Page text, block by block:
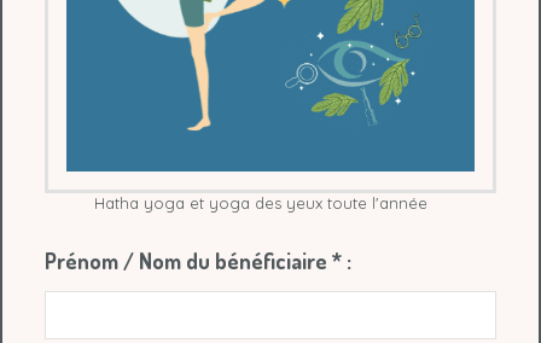
Hatha yoga et yoga des yeux toute l'année
Prénom / Nom du bénéficiaire * :